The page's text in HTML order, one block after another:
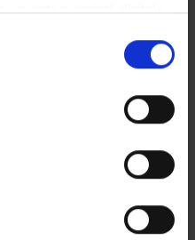
questa proprietà digitale
consenso in qualsiasi
sui cookie o facendo clic
sulla tua posizione
di qualche
scansionandolo